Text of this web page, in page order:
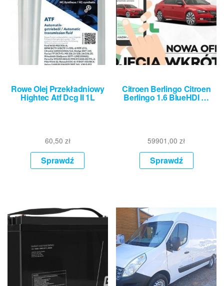
Rowe Olej Przekładniowy
Hightec Atf Dcg II 1L
60,50 zł
Sprawdź
Citroen Berlingo Citroen
Berlingo 1.6 BlueHDI …
59901,00zł
Sprawdź